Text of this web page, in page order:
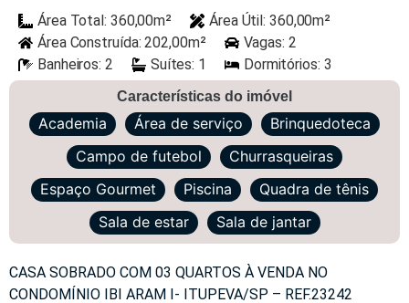
Área Total: 360,00m²
Área Útil: 360,00m²
Área Construída: 202,00m²
Vagas: 2
Banheiros: 2
Suítes: 1 Dormitórios: 3
Características do imóvel
Academia Área de serviço
Brinquedoteca
Campo de futebol
Churrasqueiras
Espaço Gourmet
Piscina
Quadra de tênis
Sala de estar
Sala de jantar
CASA SOBRADO COM 03 QUARTOS À VENDA NO
CONDOMÍNIO IBI ARAM I- ITUPEVA/SP – REF.23242